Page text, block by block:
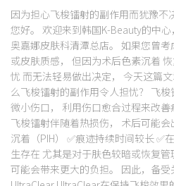
因为担心飞梭镭射的副作用而犹豫不
您好。 欢迎来到韩国K-Beauty的中
奥嘉娜皮肤科清潭总店。 如果您曾
或皮肤质感， 但因为术后色素沉着
忧 而无法轻易做出决定， 今天这篇
么飞梭镭射的副作用令人担忧？ 飞
微小伤口， 利用伤口愈合过程来改
飞梭镭射伴随着热损伤， 术后可能会
沉着（PIH） ✅痕迹持续时间较长 ✅
生存在 尤其是对于肤色较暗或恢复
可能会带来更大的负担。 因此，备受